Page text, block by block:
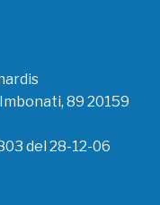
89 20159
del 28-12-06